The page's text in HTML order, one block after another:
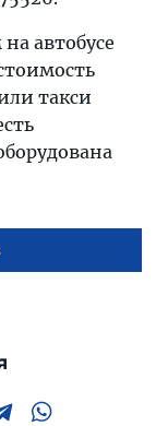
автобусе
такси